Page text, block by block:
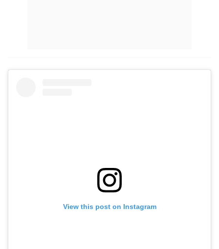
View this post on Instagram